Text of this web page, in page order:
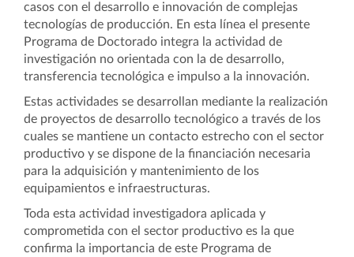
casos con el desarrollo e innovación de complejas
tecnologías de producción. En esta línea el presente
Programa de Doctorado integra la actividad de
investigación no orientada con la de desarrollo,
transferencia tecnológica e impulso a la innovación.
Estas actividades se desarrollan mediante la realización
de proyectos de desarrollo tecnológico a través de los
cuales se mantiene un contacto estrecho con el sector
productivo y se dispone de la financiación necesaria
para la adquisición y mantenimiento de los
equipamientos e infraestructuras.
Toda esta actividad investigadora aplicada y
comprometida con el sector productivo es la que
confirma la importancia de este Programa de